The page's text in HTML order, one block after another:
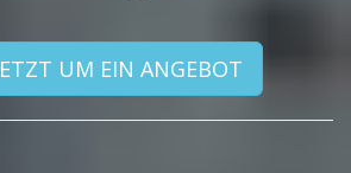
UM EIN ANGEBOT